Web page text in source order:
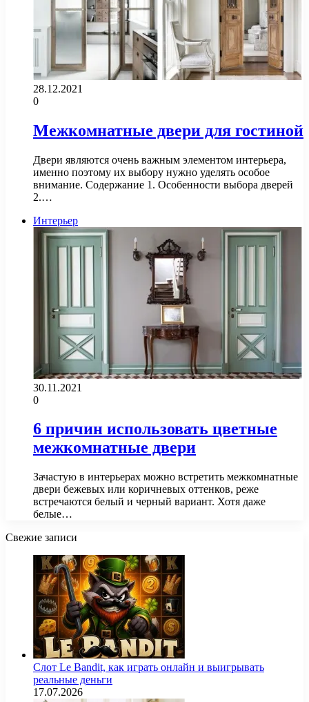
28.12.2021
0
Межкомнатные двери для гостиной
Двери являются очень важным элементом интерьера,
именно поэтому их выбору нужно уделять особое
внимание. Содержание 1. Особенности выбора дверей
2.…
Интерьер
30.11.2021
0
6 причин использовать цветные
межкомнатные двери
Зачастую в интерьерах можно встретить межкомнатные
двери бежевых или коричневых оттенков, реже
встречаются белый и черный вариант. Хотя даже
белые…
Свежие записи
Слот Le Bandit, как играть онлайн и выигрывать
реальные деньги
17.07.2026